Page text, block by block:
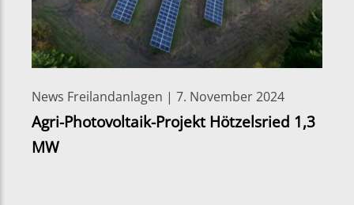
News Freilandanlagen | 7. November 2024
Agri-Photovoltaik-Projekt Hötzelsried 1,3
MW